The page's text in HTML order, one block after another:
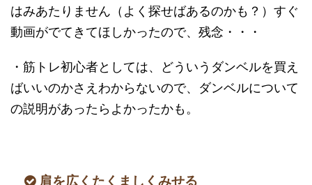
はみあたりません（よく探せばあるのかも？）すぐ
動画がでてきてほしかったので、残念・・・
・筋トレ初心者としては、どういうダンベルを買え
ばいいのかさえわからないので、ダンベルについて
の説明があったらよかったかも。
肩を広くたくましくみせる